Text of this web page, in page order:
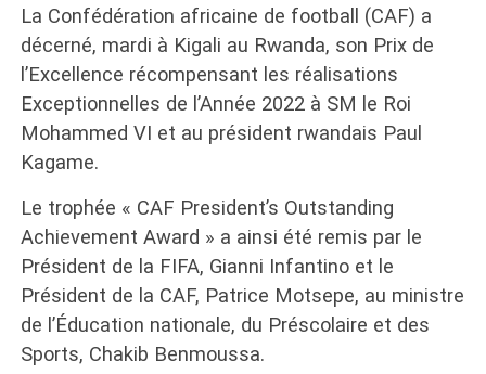
La Confédération africaine de football (CAF) a
décerné, mardi à Kigali au Rwanda, son Prix de
l’Excellence récompensant les réalisations
Exceptionnelles de l’Année 2022 à SM le Roi
Mohammed VI et au président rwandais Paul
Kagame.
Le trophée « CAF President’s Outstanding
Achievement Award » a ainsi été remis par le
Président de la FIFA, Gianni Infantino et le
Président de la CAF, Patrice Motsepe, au ministre
de l’Éducation nationale, du Préscolaire et des
Sports, Chakib Benmoussa.